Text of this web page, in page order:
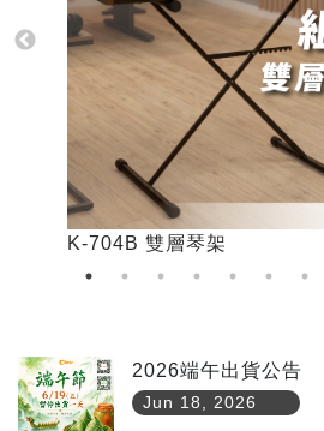
K-704B 雙層琴架
2026端午出貨公告
Jun 18, 2026